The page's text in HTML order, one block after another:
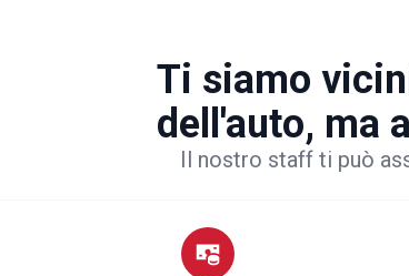
Ti siamo
dell'auto, ma
Il nostro staff ti può